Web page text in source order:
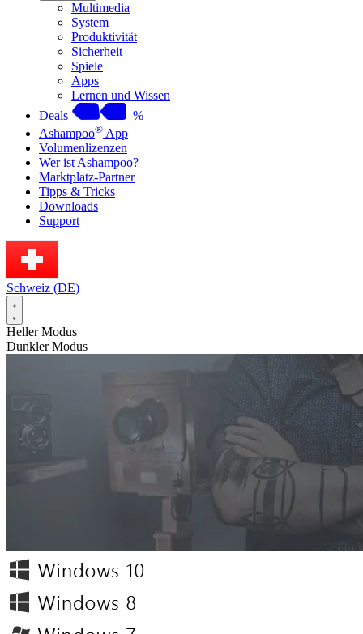
Multimedia
System
Produktivität
Sicherheit
Spiele
Apps
Lernen und Wissen
Deals
%
Ashampoo® App
Volumenlizenzen
Wer ist Ashampoo?
Marktplatz-Partner
Tipps & Tricks
Downloads
Support
Schweiz (DE)
Heller Modus
Dunkler Modus